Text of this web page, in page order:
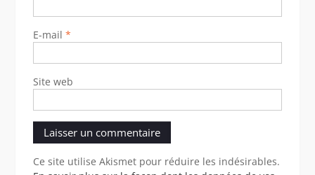
E-mail *
Site web
Ce site utilise Akismet pour réduire les indésirables.